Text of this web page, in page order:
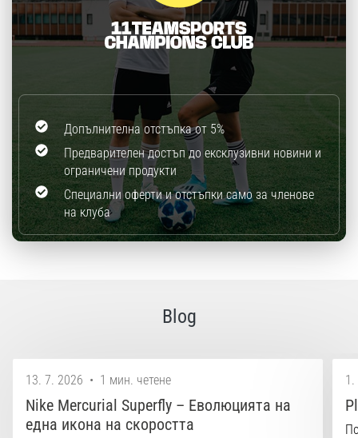
Допълнителна отстъпка от 5%
Предварителен достъп до ексклузивни новини и
ограничени продукти
Специални оферти и отстъпки само за членове
на клуба
Blog
13. 7. 2026 • 1 мин. четене
Nike Mercurial Superfly – Еволюцията на
една икона на скоростта
1.